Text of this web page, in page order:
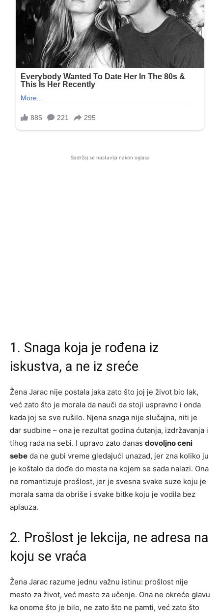
Sadržaj se nastavlja nakon oglasa
1. Snaga koja je rođena iz
iskustva, a ne iz sreće
Žena Jarac nije postala jaka zato što joj je život bio lak,
već zato što je morala da nauči da stoji uspravno i onda
kada joj se sve rušilo. Njena snaga nije slučajna, niti je
dar sudbine – ona je rezultat godina ćutanja, izdržavanja i
tihog rada na sebi. I upravo zato danas dovoljno ceni
sebe da ne gubi vreme gledajući unazad, jer zna koliko ju
je koštalo da dođe do mesta na kojem se sada nalazi. Ona
ne romantizuje prošlost, jer je svesna svake suze koju je
morala sama da obriše i svake bitke koju je vodila bez
aplauza.
2. Prošlost je lekcija, ne adresa na
koju se vraća
Žena Jarac razume jednu važnu istinu: prošlost nije
mesto za život, već mesto za učenje. Ona ne okreće glavu
ka onome što je bilo, ne zato što ne pamti, već zato što